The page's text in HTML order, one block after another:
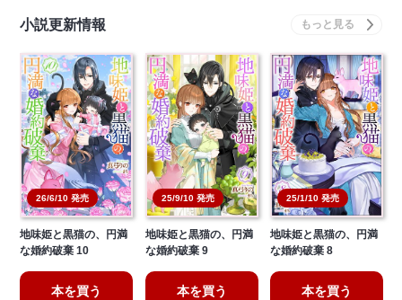
小説更新情報
26/6/10 発売
地味姫と黒猫の、円満
な婚約破棄 10
本を買う
25/9/10 発売
地味姫と黒猫の、円満
な婚約破棄 9
本を買う
25/1/10 発売
地味姫と黒猫の、円満
な婚約破棄 8
本を買う